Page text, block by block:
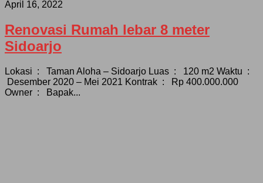
April 16, 2022
Renovasi Rumah lebar 8 meter
Sidoarjo
Lokasi : Taman Aloha – Sidoarjo Luas : 120 m2 Waktu :
Desember 2020 – Mei 2021 Kontrak : Rp 400.000.000
Owner : Bapak...